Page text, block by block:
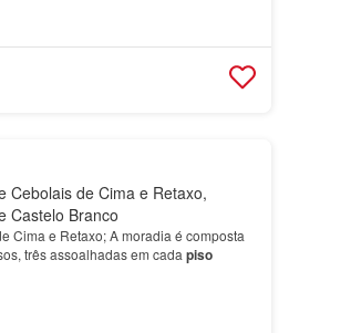
de Cima e Retaxo,
Castelo Branco
Cima e Retaxo; A moradia é composta
três assoalhadas em cada piso